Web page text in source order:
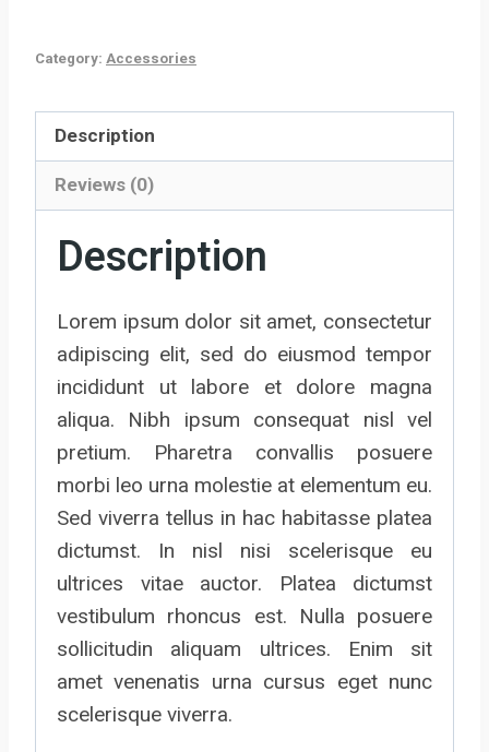
Category: Accessories
Description
Reviews (0)
Description
Lorem ipsum dolor sit amet, consectetur
adipiscing elit, sed do eiusmod tempor
incididunt ut labore et dolore magna
aliqua. Nibh ipsum consequat nisl vel
pretium. Pharetra convallis posuere
morbi leo urna molestie at elementum eu.
Sed viverra tellus in hac habitasse platea
dictumst. In nisl nisi scelerisque eu
ultrices vitae auctor. Platea dictumst
vestibulum rhoncus est. Nulla posuere
sollicitudin aliquam ultrices. Enim sit
amet venenatis urna cursus eget nunc
scelerisque viverra.